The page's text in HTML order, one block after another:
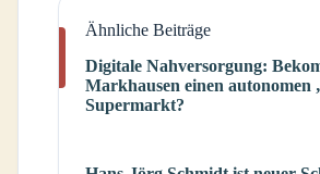
Ähnliche Beiträge
Digitale Nahversorgung:
Markhausen einen autonomen
Supermarkt?